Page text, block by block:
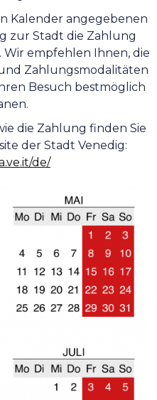
zur Stadt die Zahlung
empfehlen Ihnen, die
Zahlungsmodalitäten
Besuch bestmöglich
der Stadt Venedig:
de/